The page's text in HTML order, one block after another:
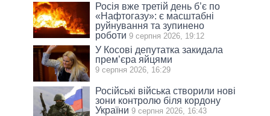
Росія вже третій день б’є по
«Нафтогазу»: є масштабні
руйнування та зупинено
роботи 9 серпня 2026, 19:12
У Косові депутатка закидала
прем’єра яйцями
9 серпня 2026, 16:29
Російські війська створили нові
зони контролю біля кордону
України 9 серпня 2026, 16:43